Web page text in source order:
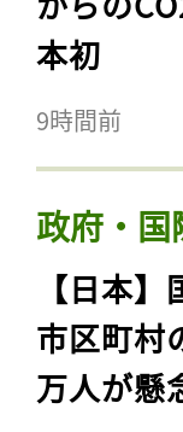
本初
9時間前
政府・国
【日本
市区町村
万人が懸